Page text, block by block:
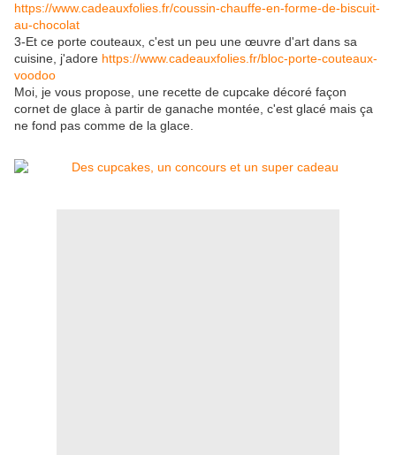
https://www.cadeauxfolies.fr/coussin-chauffe-en-forme-de-biscuit-
au-chocolat
3-Et ce porte couteaux, c'est un peu une œuvre d'art dans sa
cuisine, j'adore https://www.cadeauxfolies.fr/bloc-porte-couteaux-
voodoo
Moi, je vous propose, une recette de cupcake décoré façon
cornet de glace à partir de ganache montée, c'est glacé mais ça
ne fond pas comme de la glace.